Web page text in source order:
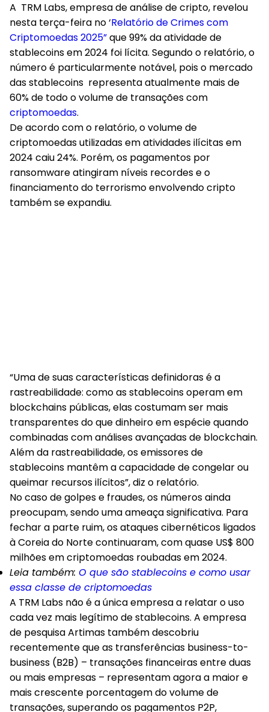
A TRM Labs, empresa de análise de cripto, revelou
nesta terça-feira no ‘Relatório de Crimes com
Criptomoedas 2025”que 99% da atividade de
stablecoins em 2024 foi lícita. Segundo o relatório, o
número é particularmente notável, pois o mercado
das stablecoins representa atualmente mais de
60% de todo o volume de transações com
criptomoedas.
De acordo com o relatório, o volume de
criptomoedas utilizadas em atividades ilícitas em
2024 caiu 24%. Porém, os pagamentos por
ransomware atingiram níveis recordes e o
financiamento do terrorismo envolvendo cripto
também se expandiu.
“Uma de suas características definidoras é a
rastreabilidade: como as stablecoins operam em
blockchains públicas, elas costumam ser mais
transparentes do que dinheiro em espécie quando
combinadas com análises avançadas de blockchain.
Além da rastreabilidade, os emissores de
stablecoins mantêm a capacidade de congelar ou
queimar recursos ilícitos”, diz o relatório.
No caso de golpes e fraudes, os números ainda
preocupam, sendo uma ameaça significativa. Para
fechar a parte ruim, os ataques cibernéticos ligados
à Coreia do Norte continuaram, com quase US$ 800
milhões em criptomoedas roubadas em 2024.
Leia também: O que são stablecoins e como usar
essa classe de criptomoedas
A TRM Labs não é a única empresa a relatar o uso
cada vez mais legítimo de stablecoins. A empresa
de pesquisa Artimas também descobriu
recentemente que as transferências business-to-
business (B2B) – transações financeiras entre duas
ou mais empresas – representam agora a maior e
mais crescente porcentagem do volume de
transações, superando os pagamentos P2P,